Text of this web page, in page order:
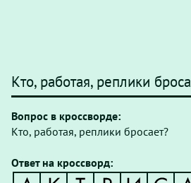
Кто, работая, реплики
Вопрос в кроссворде:
Кто, работая, реплики бросает?
Ответ на кроссворд: